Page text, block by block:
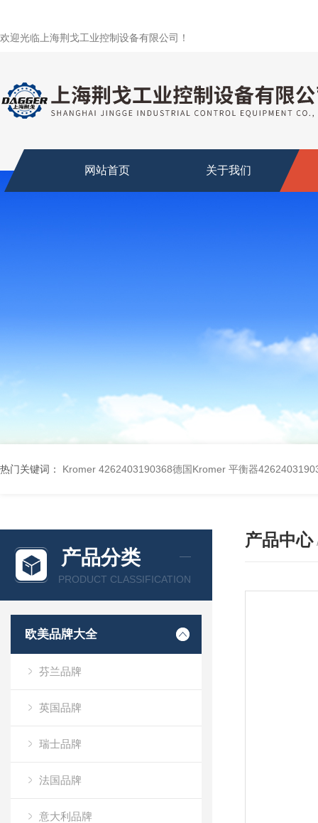
欢迎光临上海荆戈工业控制设备有限公司！
网站首页 关于我们
热门关键词： Kromer 4262403190368德国Kromer 平衡器
产品分类
PRODUCT CLASSIFICATION
欧美品牌大全
芬兰品牌
英国品牌
瑞士品牌
法国品牌
意大利品牌
产品中心